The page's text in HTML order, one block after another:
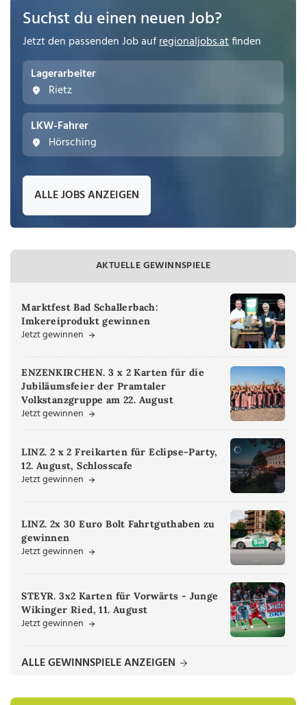
Suchst du einen neuen Job?
Jetzt den passenden Job aufregionaljobs.atfinden
Lagerarbeiter
Rietz
LKW-Fahrer
Hörsching
ALLE JOBS ANZEIGEN
AKTUELLE GEWINNSPIELE
Marktfest Bad Schallerbach:
Imkereiprodukt gewinnen
Jetzt gewinnen
ENZENKIRCHEN. 3 x 2 Karten für die
Jubiläumsfeier der Pramtaler
Volkstanzgruppe am 22. August
Jetzt gewinnen
LINZ. 2 x 2 Freikarten für Eclipse-Party,
12. August, Schlosscafe
Jetzt gewinnen
LINZ. 2x 30 Euro Bolt Fahrtguthaben zu
gewinnen
Jetzt gewinnen
STEYR. 3x2 Karten für Vorwärts - Junge
Wikinger Ried, 11. August
Jetzt gewinnen
ALLE GEWINNSPIELE ANZEIGEN